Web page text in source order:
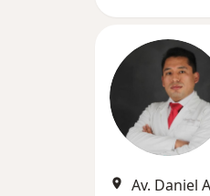
Av. Daniel